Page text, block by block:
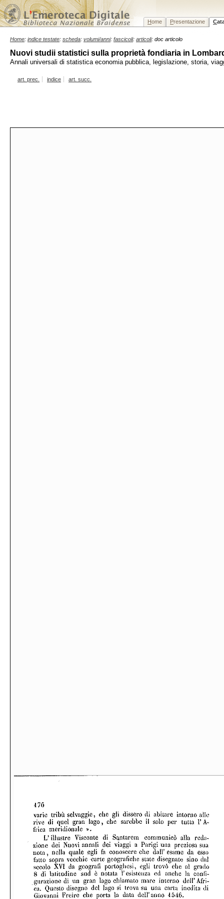
Home Presentazione C
Home: indice testate: scheda: volumi/anni: fascicoli: articoli: doc articolo
Nuovi studii statistici sulla proprietà fondiaria in
Annali universali di statistica economia pubblica, legislazione, storia,
art. prec. indice art. succ.